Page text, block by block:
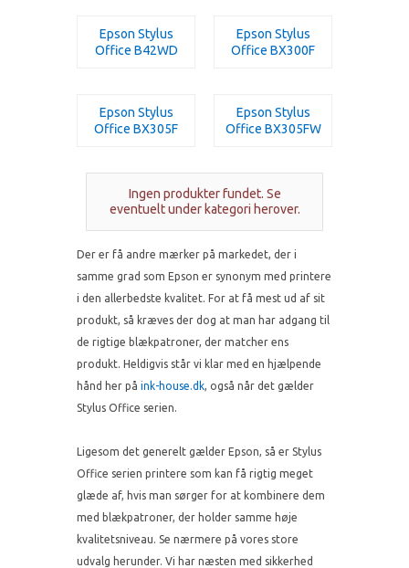
Epson Stylus
Office B42WD
Epson Stylus
Office BX300F
Epson Stylus
Office BX305F
Epson Stylus
Office BX305FW
Ingen produkter fundet. Se
eventuelt under kategori herover.
Der er få andre mærker på markedet, der i
samme grad som Epson er synonym med printere
i den allerbedste kvalitet. For at få mest ud af sit
produkt, så kræves der dog at man har adgang til
de rigtige blækpatroner, der matcher ens
produkt. Heldigvis står vi klar med en hjælpende
hånd her på ink-house.dk, også når det gælder
Stylus Office serien.
Ligesom det generelt gælder Epson, så er Stylus
Office serien printere som kan få rigtig meget
glæde af, hvis man sørger for at kombinere dem
med blækpatroner, der holder samme høje
kvalitetsniveau. Se nærmere på vores store
udvalg herunder. Vi har næsten med sikkerhed